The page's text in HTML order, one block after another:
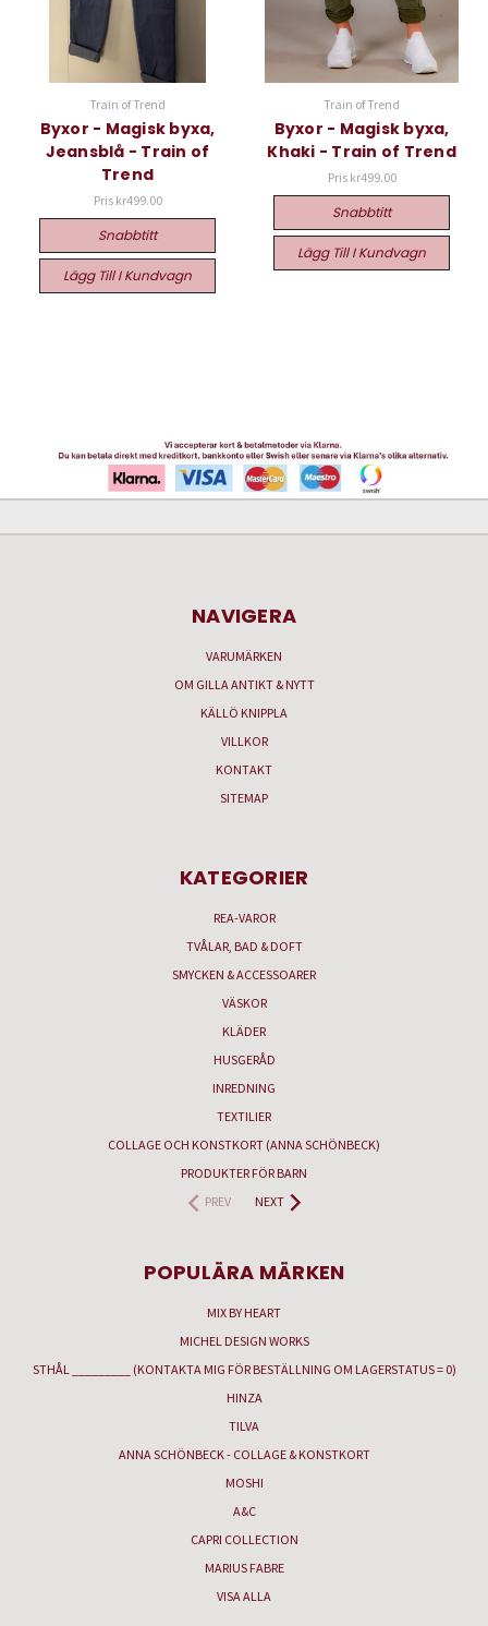
Train of Trend
Byxor - Magisk byxa,
Jeansblå - Train of
Trend
Pris kr499.00
Snabbtitt
Lägg Till I Kundvagn
Train of Trend
Byxor - Magisk byxa,
Khaki - Train of Trend
Pris kr499.00
Snabbtitt
Lägg Till I Kundvagn
NAVIGERA
VARUMÄRKEN
OM GILLA ANTIKT & NYTT
KÄLLÖ KNIPPLA
VILLKOR
KONTAKT
SITEMAP
KATEGORIER
REA-VAROR
TVÅLAR, BAD & DOFT
SMYCKEN & ACCESSOARER
VÄSKOR
KLÄDER
HUSGERÅD
INREDNING
TEXTILIER
COLLAGE OCH KONSTKORT (ANNA SCHÖNBECK)
PRODUKTER FÖR BARN
PREV
NEXT
POPULÄRA MÄRKEN
MIX BY HEART
MICHEL DESIGN WORKS
STHÅL _________ (KONTAKTA MIG FÖR BESTÄLLNING OM LAGERSTATUS = 0)
HINZA
TILVA
ANNA SCHÖNBECK - COLLAGE & KONSTKORT
MOSHI
A&C
CAPRI COLLECTION
MARIUS FABRE
VISA ALLA